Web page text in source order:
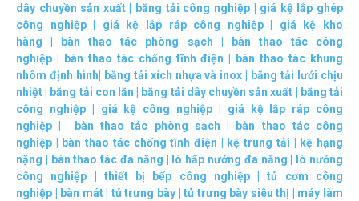
dây chuyền sản xuất| băng tải công nghiệp| giá kệ lắp ghép
công nghiệp| giá kệ lắp ráp công nghiệp| giá kệ kho
hàng
bàn thao tác phòng sạch
bàn thao tác công
nghiệp
bàn thao tác chống tĩnh điện
bàn thao tác khung
nhôm định hình
băng tải xích nhựa và inox
băng tải lưới chịu
nhiệt
băng tải con lăn băng tải dây chuyền sản xuất
băng tải
công nghiệp| giá kệ công nghiệp
giá kệ lắp ráp công
nghiệp
bàn thao tác phòng sạch
bàn thao tác công
nghiệp
bàn thao tác chống tĩnh điện kệ trung tải
kệ hạng
nặng
bàn thao tác đa năng lò hấp nướng đa năng
lò nướng
công nghiệp
thiết bị bếp công nghiệp|tủ cơm công
nghiệp
bàn mát| tủ trưng bày|tủ trưng bày siêu thị
máy làm